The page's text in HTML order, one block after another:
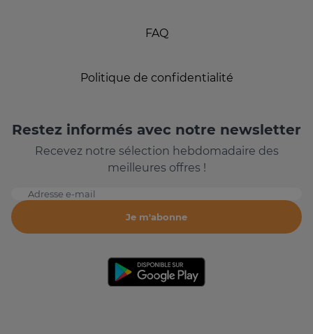
FAQ
Politique de confidentialité
Restez informés avec notre newsletter
Recevez notre sélection hebdomadaire des
meilleures offres !
Adresse e-mail
Je m'abonne